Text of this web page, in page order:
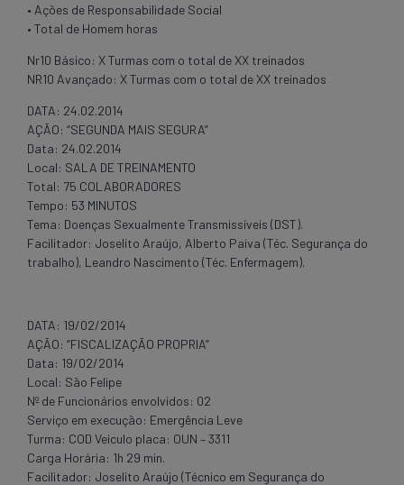
• Ações de Responsabilidade Social
• Total de Homem horas
Nr10 Básico: X Turmas com o total de XX treinados
NR10 Avançado: X Turmas com o total de XX treinados
DATA: 24.02.2014
AÇÃO: “SEGUNDA MAIS SEGURA”
Data: 24.02.2014
Local: SALA DE TREINAMENTO
Total: 75 COLABORADORES
Tempo: 53 MINUTOS
Tema: Doenças Sexualmente Transmissíveis (DST).
Facilitador: Joselito Araújo, Alberto Paiva (Téc. Segurança do
trabalho), Leandro Nascimento (Téc. Enfermagem).
DATA: 19/02/2014
AÇÃO: “FISCALIZAÇÃO PROPRIA”
Data: 19/02/2014
Local: São Felipe
Nº de Funcionários envolvidos: 02
Serviço em execução: Emergência Leve
Turma: COD Veiculo placa: OUN – 3311
Carga Horária: 1h 29 min.
Facilitador: Joselito Araújo (Técnico em Segurança do